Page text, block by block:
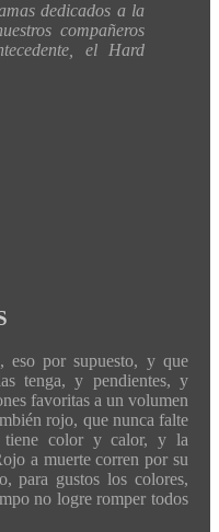
dedicados a la
compañeros
el Hard
eso por supuesto, y que
tenga, y pendientes, y
favoritas a un volumen
rojo, que nunca falte
tiene color y calor, y la
a muerte corren por su
para gustos los colores,
no logre romper todos